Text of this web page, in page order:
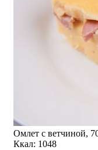
Омлет с ветчиной,
Ккал: 1048